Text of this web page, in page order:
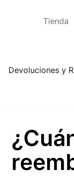
Tienda
Devoluciones y